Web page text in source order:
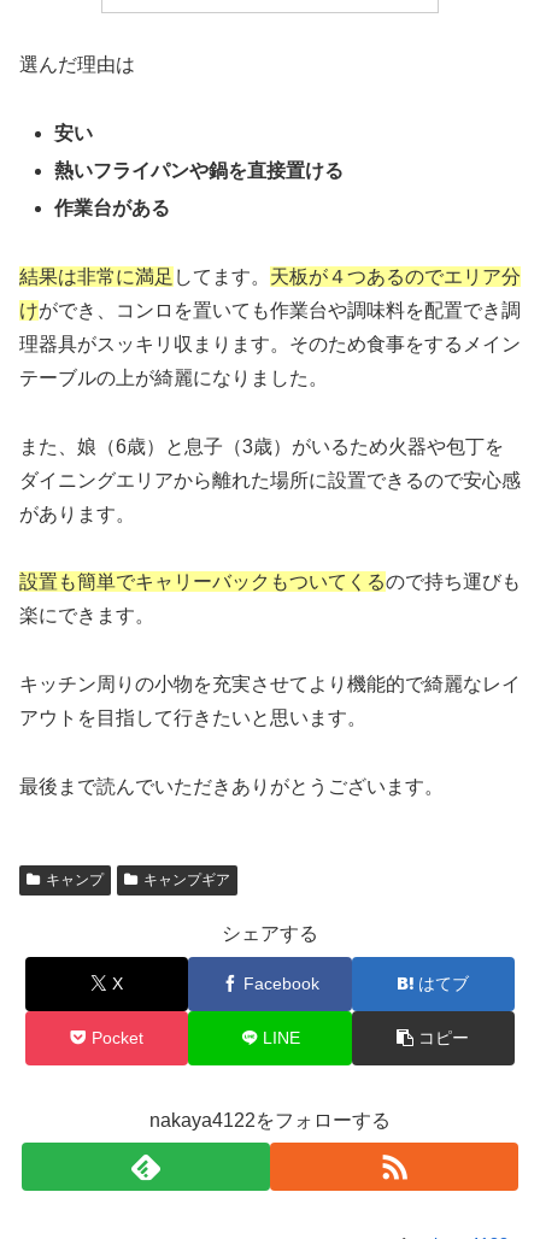
選んだ理由は
安い
熱いフライパンや鍋を直接置ける
作業台がある
結果は非常に満足 してます。 天板が４つあるのでエリア分
けができ、コンロを置いても作業台や調味料を配置でき調
理器具がスッキリ収まります。そのため食事をするメイン
テーブルの上が綺麗になりました。
また、娘（6歳）と息子（3歳）がいるため火器や包丁を
ダイニングエリアから離れた場所に設置できるので安心感
があります。
設置も簡単でキャリーバックもついてくるので持ち運びも
楽にできます。
キッチン周りの小物を充実させてより機能的で綺麗なレイ
アウトを目指して行きたいと思います。
最後まで読んでいただきありがとうございます。
キャンプ キャンプギア
シェアする
X Facebook はてブ
Pocket LINE コピー
nakaya4122をフォローする